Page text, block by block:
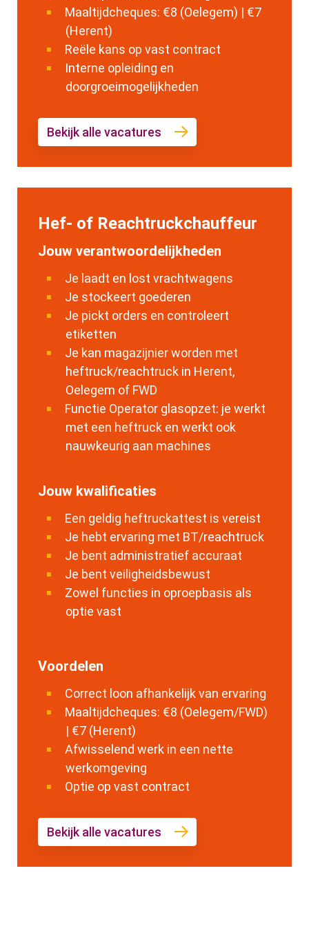
Maaltijdcheques: €8 (Oelegem) | €7
(Herent)
Reële kans op vast contract
Interne opleiding en
doorgroeimogelijkheden
Bekijk alle vacatures
Hef- of Reachtruckchauffeur
Jouw verantwoordelijkheden
Je laadt en lost vrachtwagens
Je stockeert goederen
Je pickt orders en controleert
etiketten
Je kan magazijnier worden met
heftruck/reachtruck in Herent,
Oelegem of FWD
Functie Operator glasopzet: je werkt
met een heftruck en werkt ook
nauwkeurig aan machines
Jouw kwalificaties
Een geldig heftruckattest is vereist
Je hebt ervaring met BT/reachtruck
Je bent administratief accuraat
Je bent veiligheidsbewust
Zowel functies in oproepbasis als
optie vast
Voordelen
Correct loon afhankelijk van ervaring
Maaltijdcheques: €8 (Oelegem/FWD)
| €7 (Herent)
Afwisselend werk in een nette
werkomgeving
Optie op vast contract
Bekijk alle vacatures